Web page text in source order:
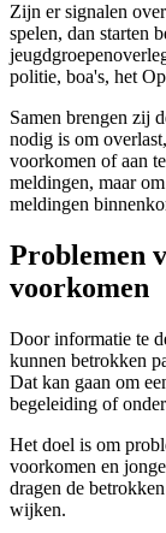
Zijn er signalen
spelen, dan starten
politie, boa's, het
Samen brengen zij
nodig is om
voorkomen of aan
meldingen, maar
meldingen
Problemen
voorkomen
Door informatie te
kunnen betrokken
Dat kan gaan om
begeleiding of
Het doel is om
voorkomen en
dragen de
wijken.